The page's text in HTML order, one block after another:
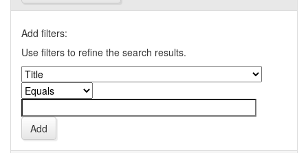
Add filters:
Use filters to refine the search results.